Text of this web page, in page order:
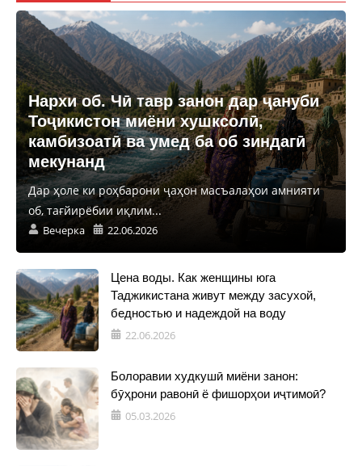
Нархи об. Чӣ тавр занон дар ҷануби
Тоҷикистон миёни хушксолӣ,
камбизоатӣ ва умед ба об зиндагӣ
мекунанд
Дар ҳоле ки роҳбарони ҷаҳон масъалаҳои амнияти
об, тағйирёбии иқлим...
Вечерка 22.06.2026
Цена воды. Как женщины юга
Таджикистана живут между засухой,
бедностью и надеждой на воду
22.06.2026
Болоравии худкушӣ миёни занон:
бӯҳрони равонӣ ё фишорҳои иҷтимоӣ?
05.03.2026